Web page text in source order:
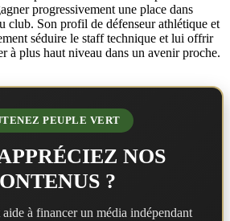
progressivement une place dans
club. Son profil de défenseur athlétique et
séduire le staff technique et lui offrir
à plus haut niveau dans un avenir proche.
PEUPLE VERT
NOS
?
à financer un média indépendant